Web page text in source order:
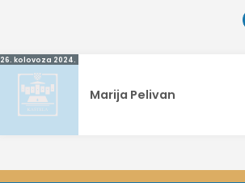
26. kolovoza 2024.
Marija Pelivan